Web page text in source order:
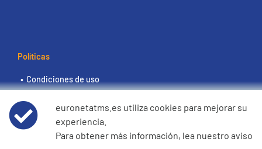
Políticas
Condiciones de uso
Aviso de privacidad de datos
Política de cookies
euronetatms.es utiliza cookies para mejorar su
experiencia.
Para obtener más información, lea nuestro aviso